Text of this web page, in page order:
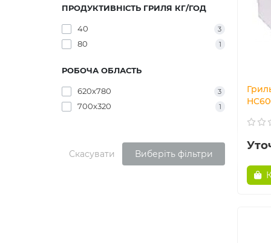
ПРОДУКТИВНІСТЬ ГРИЛЯ КГ/ГОД
40 3
80 1
РОБОЧА ОБЛАСТЬ
620х780 3
700х320 1
Скасувати Виберіть фільтри